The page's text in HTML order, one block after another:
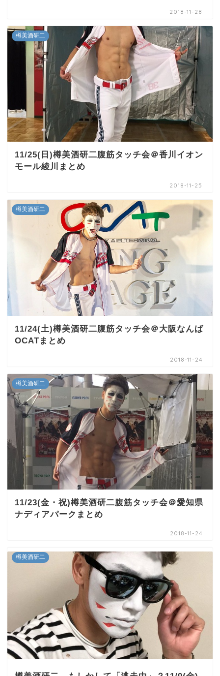
2018-11-28
樽美酒研二
11/25(日)樽美酒研二腹筋タッチ会＠香川イオン
モール綾川まとめ
2018-11-25
樽美酒研二
11/24(土)樽美酒研二腹筋タッチ会＠大阪なんば
OCATまとめ
2018-11-24
樽美酒研二
11/23(金・祝)樽美酒研二腹筋タッチ会＠愛知県
ナディアパークまとめ
2018-11-24
樽美酒研二